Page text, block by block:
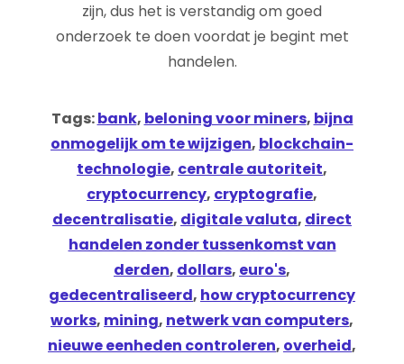
zijn, dus het is verstandig om goed
onderzoek te doen voordat je begint met
handelen.
Tags:bank, beloning voor miners, bijna
onmogelijk om te wijzigen, blockchain-
technologie, centrale autoriteit,
cryptocurrency, cryptografie,
decentralisatie, digitale valuta, direct
handelen zonder tussenkomst van
derden, dollars, euro's,
gedecentraliseerd, how cryptocurrency
works, mining, netwerk van computers,
nieuwe eenheden controleren, overheid,